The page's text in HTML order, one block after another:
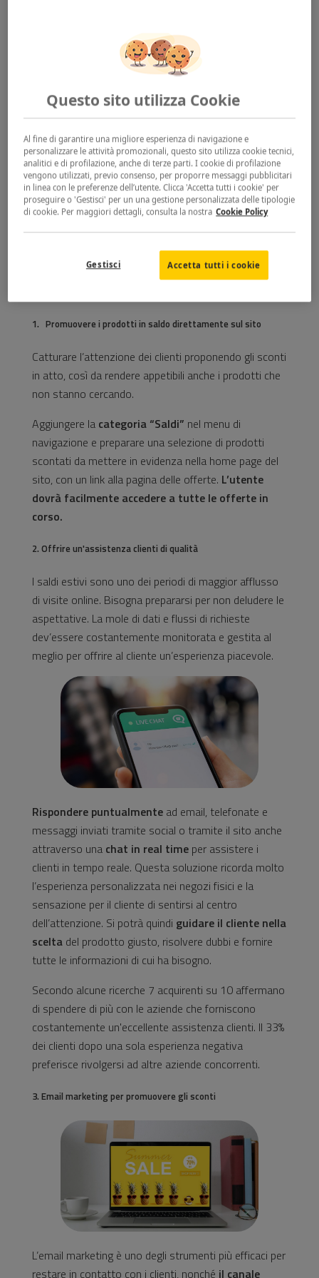
Quali strategie si possono applicare per rendere
più efficaci le vendite online?
La scelta dei prodotti da scontare può dipendere da
molti fattori come le rimanenze di magazzino
studio ha evidenziato che per gli acquisti su
eCommerce incide molto lacustomer experience
piuttosto che il prezzo finale. Il consumatore vuole
vivere l’acquisto con serenità ed è per questo che una
cura costante dellacustomer journey è la soluzione
Quali attività svolgere per incentivare gli acquisti
1. Promuovere i prodotti in saldo direttamente sul sito
Catturare l’attenzione dei clienti proponendo gli sconti
in atto, così da rendere appetibili anche i prodotti che
non stanno cercando.
Aggiungere la categoria “Saldi” nel menu di
navigazione e preparare una selezione di prodotti
scontati da mettere in evidenza nella home page del
sito, con un link alla pagina delle offerte. L’utente
dovrà facilmente accedere a tutte le offerte in
corso.
2. Offrire un'assistenza clienti di qualità
I saldi estivi sono uno dei periodi di maggior afflusso
di visite online. Bisogna prepararsi per non deludere le
aspettative. La mole di dati e flussi di richieste
dev’essere costantemente monitorata e gestita al
meglio per offrire al cliente un’esperienza piacevole.
Rispondere puntualmentead email, telefonate e
messaggi inviati tramite social o tramite il sito anche
attraverso una chat in real timeper assistere i
clienti in tempo reale. Questa soluzione ricorda molto
l’esperienza personalizzata nei negozi fisici e la
sensazione per il cliente di sentirsi al centro
dell’attenzione. Si potrà quindi guidare il cliente nella
sceltadel prodotto giusto, risolvere dubbi e fornire
tutte le informazioni di cui ha bisogno.
Secondo alcune ricerche 7 acquirenti su 10 affermano
di spendere di più con le aziende che forniscono
costantemente un'eccellente assistenza clienti. Il 33%
dei clienti dopo una sola esperienza negativa
preferisce rivolgersi ad altre aziende concorrenti.
3. Email marketing per promuovere gli sconti
L’email marketing è uno degli strumenti più efficaci per
restare in contatto con i clienti, nonché il canale
Questo sito utilizza Cookie
Al fine di garantire una migliore esperienza di navigazione e
personalizzare le attività promozionali, questo sito utilizza cookie tecnici,
analitici e di profilazione, anche di terze parti. I cookie di profilazione
vengono utilizzati, previo consenso, per proporre messaggi pubblicitari
in linea con le preferenze dell’utente. Clicca 'Accetta tutti i cookie' per
proseguire o 'Gestisci' per un una gestione personalizzata delle tipologie
di cookie. Per maggiori dettagli, consulta la nostra Cookie Policy
Accetta tutti i cookie
Gestisci